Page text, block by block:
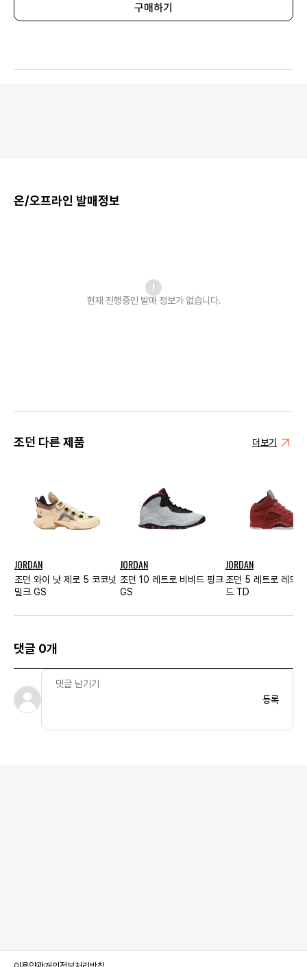
구매하기
온/오프라인 발매정보
현재 진행중인 발매 정보가 없습니다.
조던 다른 제품 더보기
JORDAN
조던 와이 낫 제로 5 코코넛
밀크 GS
JORDAN
조던 10 레트로 비비드 핑크
GS
JORDAN
조던 5 레트로 레드
드 TD
댓글 0개
등록